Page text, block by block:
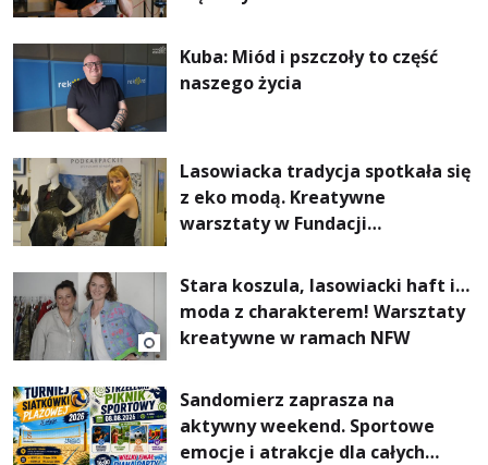
Kuba: Miód i pszczoły to część
naszego życia
Lasowiacka tradycja spotkała się
z eko modą. Kreatywne
warsztaty w Fundacji
Stara koszula, lasowiacki haft i…
moda z charakterem! Warsztaty
kreatywne w ramach NFW
Sandomierz zaprasza na
aktywny weekend. Sportowe
emocje i atrakcje dla całych